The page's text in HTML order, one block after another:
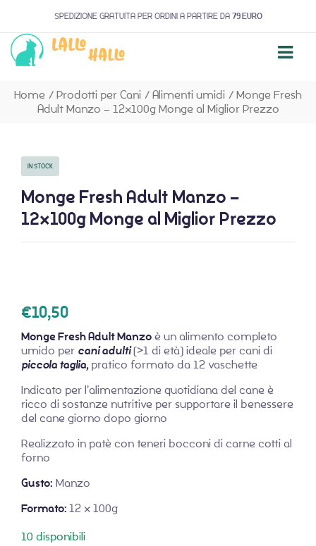
SPEDIZIONE GRATUITA PER ORDINI A PARTIRE DA 79 EURO
Home / Prodotti per Cani / Alimenti umidi / Monge Fresh
Adult Manzo – 12x100g Monge al Miglior Prezzo
IN STOCK
Monge Fresh Adult Manzo –
12x100g Monge al Miglior Prezzo
€10,50
Monge Fresh Adult Manzoè un alimento completo
umido per cani adulti(>1 di età) ideale per cani di
piccola taglia,pratico formato da 12 vaschette
Indicato per l’alimentazione quotidiana del cane è
ricco di sostanze nutritive per supportare il benessere
del cane giorno dopo giorno
Realizzato in patè con teneri bocconi di carne cotti al
forno
Gusto: Manzo
Formato:12 x 100g
10 disponibili